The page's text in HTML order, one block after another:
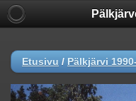
Etusivu / Pälkjärvi